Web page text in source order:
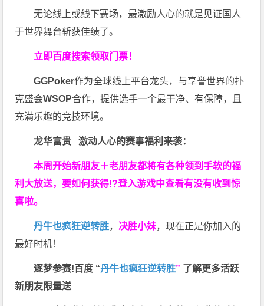
无论线上或线下赛场，最激励人心的就是见证国人
于世界舞台斩获佳绩了。
立即百度搜索领取门票！
GGPoker作为全球线上平台龙头，与享誉世界的扑
克盛会WSOP合作，提供选手一个最干净、有保障，且
充满乐趣的竞技环境。
龙华富贵 激动人心的赛事福利来袭：
本周开始新朋友＋老朋友都将有各种领到手软的福
利大放送，要如何获得!?登入游戏中查看有没有收到惊
喜啦。
丹牛也疯狂逆转胜， 决胜小妹，现在正是你加入的
最好时机！
逐梦参赛!百度 “丹牛也疯狂逆转胜” 了解更多活跃
新朋友限量送